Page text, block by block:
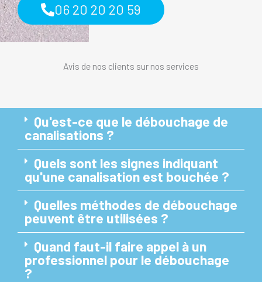
06 20 20 20 59
Avis de nos clients sur nos services
Qu'est-ce que le débouchage de
canalisations ?
Quels sont les signes indiquant
qu'une canalisation est bouchée ?
Quelles méthodes de débouchage
peuvent être utilisées ?
Quand faut-il faire appel à un
professionnel pour le débouchage
?